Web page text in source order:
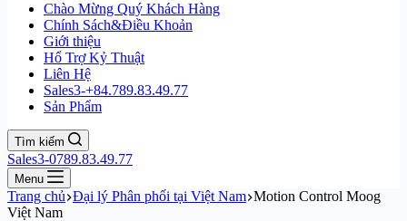
Chào Mừng Quý Khách Hàng
Chính Sách&Điều Khoản
Giới thiệu
Hổ Trợ Kỷ Thuật
Liên Hệ
Sales3-+84.789.83.49.77
Sản Phẩm
Tìm kiếm
Sales3-0789.83.49.77
Menu
Trang chủ Đại lý Phân phối tại Việt Nam Motion Control Moog
Việt Nam